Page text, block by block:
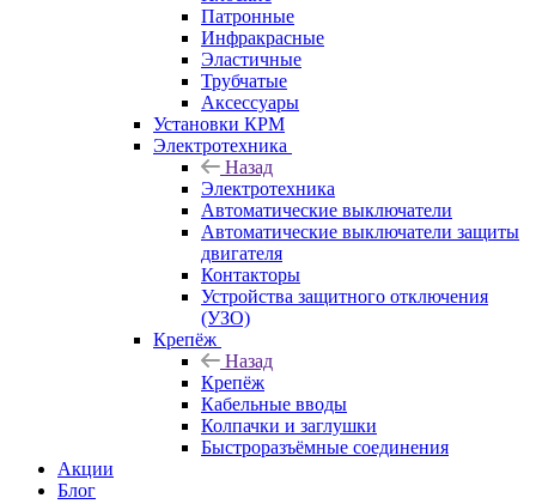
Патронные
Инфракрасные
Эластичные
Трубчатые
Аксессуары
Установки КРМ
Электротехника
Назад
Электротехника
Автоматические выключатели
Автоматические выключатели защиты
двигателя
Контакторы
Устройства защитного отключения
(УЗО)
Крепёж
Назад
Крепёж
Кабельные вводы
Колпачки и заглушки
Быстроразъёмные соединения
Акции
Блог